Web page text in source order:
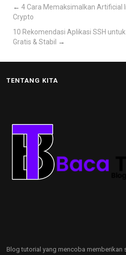
←4 Cara Memaksimalkan Artificial
Crypto
10 Rekomendasi Aplikasi SSH
Gratis & Stabil
→
TENTANG KITA
Blog tutorial yang mencoba memberikan